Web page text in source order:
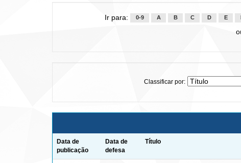
Ir para: 0-9 A B C D E
Classificar por:
Data de
publicação
Data de
defesa
Título